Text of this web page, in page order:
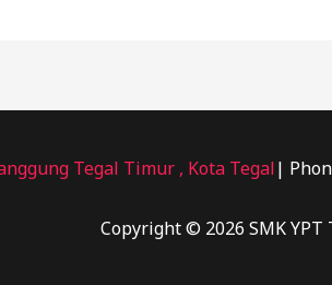
Tegal Timur , Kota Tegal|
Copyright © 2026 SMK YPT